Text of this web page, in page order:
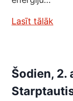
Lasīt tālāk
Šodien, 2.